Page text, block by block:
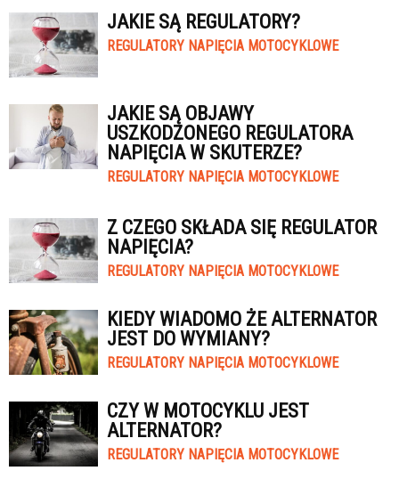
JAKIE SĄ REGULATORY?
REGULATORY NAPIĘCIA MOTOCYKLOWE
JAKIE SĄ OBJAWY
USZKODZONEGO REGULATORA
NAPIĘCIA W SKUTERZE?
REGULATORY NAPIĘCIA MOTOCYKLOWE
Z CZEGO SKŁADA SIĘ REGULATOR
NAPIĘCIA?
REGULATORY NAPIĘCIA MOTOCYKLOWE
KIEDY WIADOMO ŻE ALTERNATOR
JEST DO WYMIANY?
REGULATORY NAPIĘCIA MOTOCYKLOWE
CZY W MOTOCYKLU JEST
ALTERNATOR?
REGULATORY NAPIĘCIA MOTOCYKLOWE